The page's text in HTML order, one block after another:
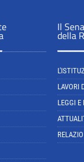
Il
della
LAVORI
LEGGI E